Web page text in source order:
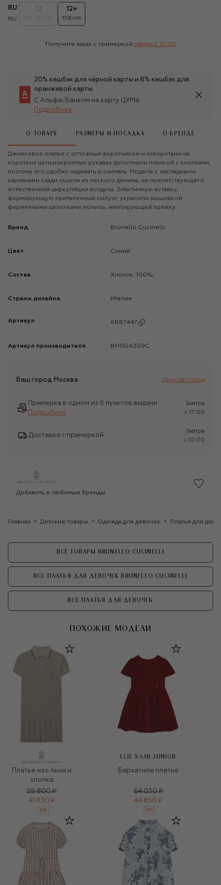
RU
RU
12+
158cm
Получите заказ с примеркой завтра c 10:00
20% кешбэк для чёрной карты и 8% кешбэк для
оранжевой карты
С Альфа-Банком на карту ЦУМа
Подробнее
О ТОВАРЕ РАЗМЕРЫ И ПОСАДКА О БРЕНДЕ
Джинсовое платье с отложным воротником и отворотами на
коротких цельнокроеных рукавах дополнили планкой с кнопками,
поэтому его удобно надевать и снимать. Модель с накладными
карманами сзади сшили из легкого денима, не препятствующего
естественной циркуляции воздуха. Эластичную вставку,
формирующую приталенный силуэт, украсили вышивкой
фирменными цепочками мониль, имитирующей пряжку.
Бренд Brunello Cucinelli
Цвет Синий
Состав Хлопок: 100%;
Страна дизайна Италия
Артикул 6887447
Артикул производителя BH192A309C
Ваш город Москва Другой город
Примерка в одном из 6 пунктов выдачи
Подробнее
Завтра
c 17:00
Доставка с примеркой
Завтра
c 10:00
Добавить в любимые бренды
Главная Детские товары Одежда для девочек Платья для
ВСЕ ТОВАРЫ BRUNELLO CUCINELLI
ВСЕ ПЛАТЬЯ ДЛЯ ДЕВОЧЕК BRUNELLO CUCINELLI
ВСЕ ПЛАТЬЯ ДЛЯ ДЕВОЧЕК
ПОХОЖИЕ МОДЕЛИ
Платье изо льна и
хлопка
59 800 ₽
41 850 ₽
-30%
ELIE SAAB JUNIOR
Бархатное платье
64 050 ₽
44 850 ₽
-30%